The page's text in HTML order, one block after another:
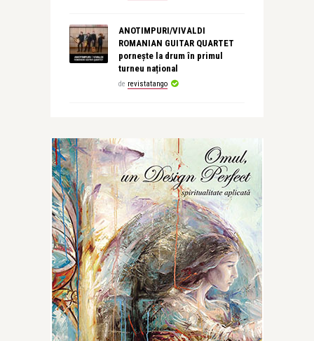
ANOTIMPURI/VIVALDI
ROMANIAN GUITAR QUARTET
pornește la drum în primul
turneu național
de revistatango